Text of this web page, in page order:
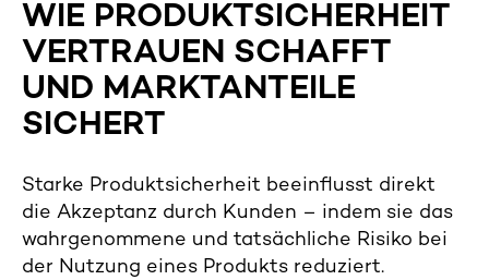
WIE PRODUKTSICHERHEIT
VERTRAUEN SCHAFFT
UND MARKTANTEILE
SICHERT
Starke Produktsicherheit beeinflusst direkt
die Akzeptanz durch Kunden – indem sie das
wahrgenommene und tatsächliche Risiko bei
der Nutzung eines Produkts reduziert.